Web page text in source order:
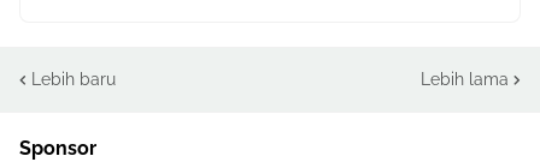
Lebih baru Lebih lama
Sponsor